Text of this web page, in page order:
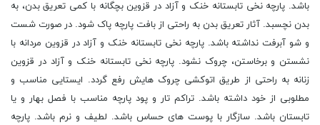
باشد. پارچه نخی تابستانه خنک و آزاد در قزوین بچگانه با کمی تعریق بدن، به
بدن نچسبد. آثار تعریق بدن به راحتی از بافت پارچه پاک شود. در صورت شست
و شو آبرفت نداشته باشد. پارچه نخی تابستانه خنک و آزاد در قزوین مردانه با
نشستن و برخاستن، چروک نشود. پارچه نخی تابستانه خنک و آزاد در قزوین
زنانه به راحتی از طریق اتوکشی چروک هایش رفع گردد. ایستایی مناسب و
مطلوبی از خود داشته باشد. تراکم تار و پود پارچه مناسب با فصل بهار و یا
تابستان باشد. سازگار با پوست های حساس باشد. لطیف و نرم باشد. پارچه